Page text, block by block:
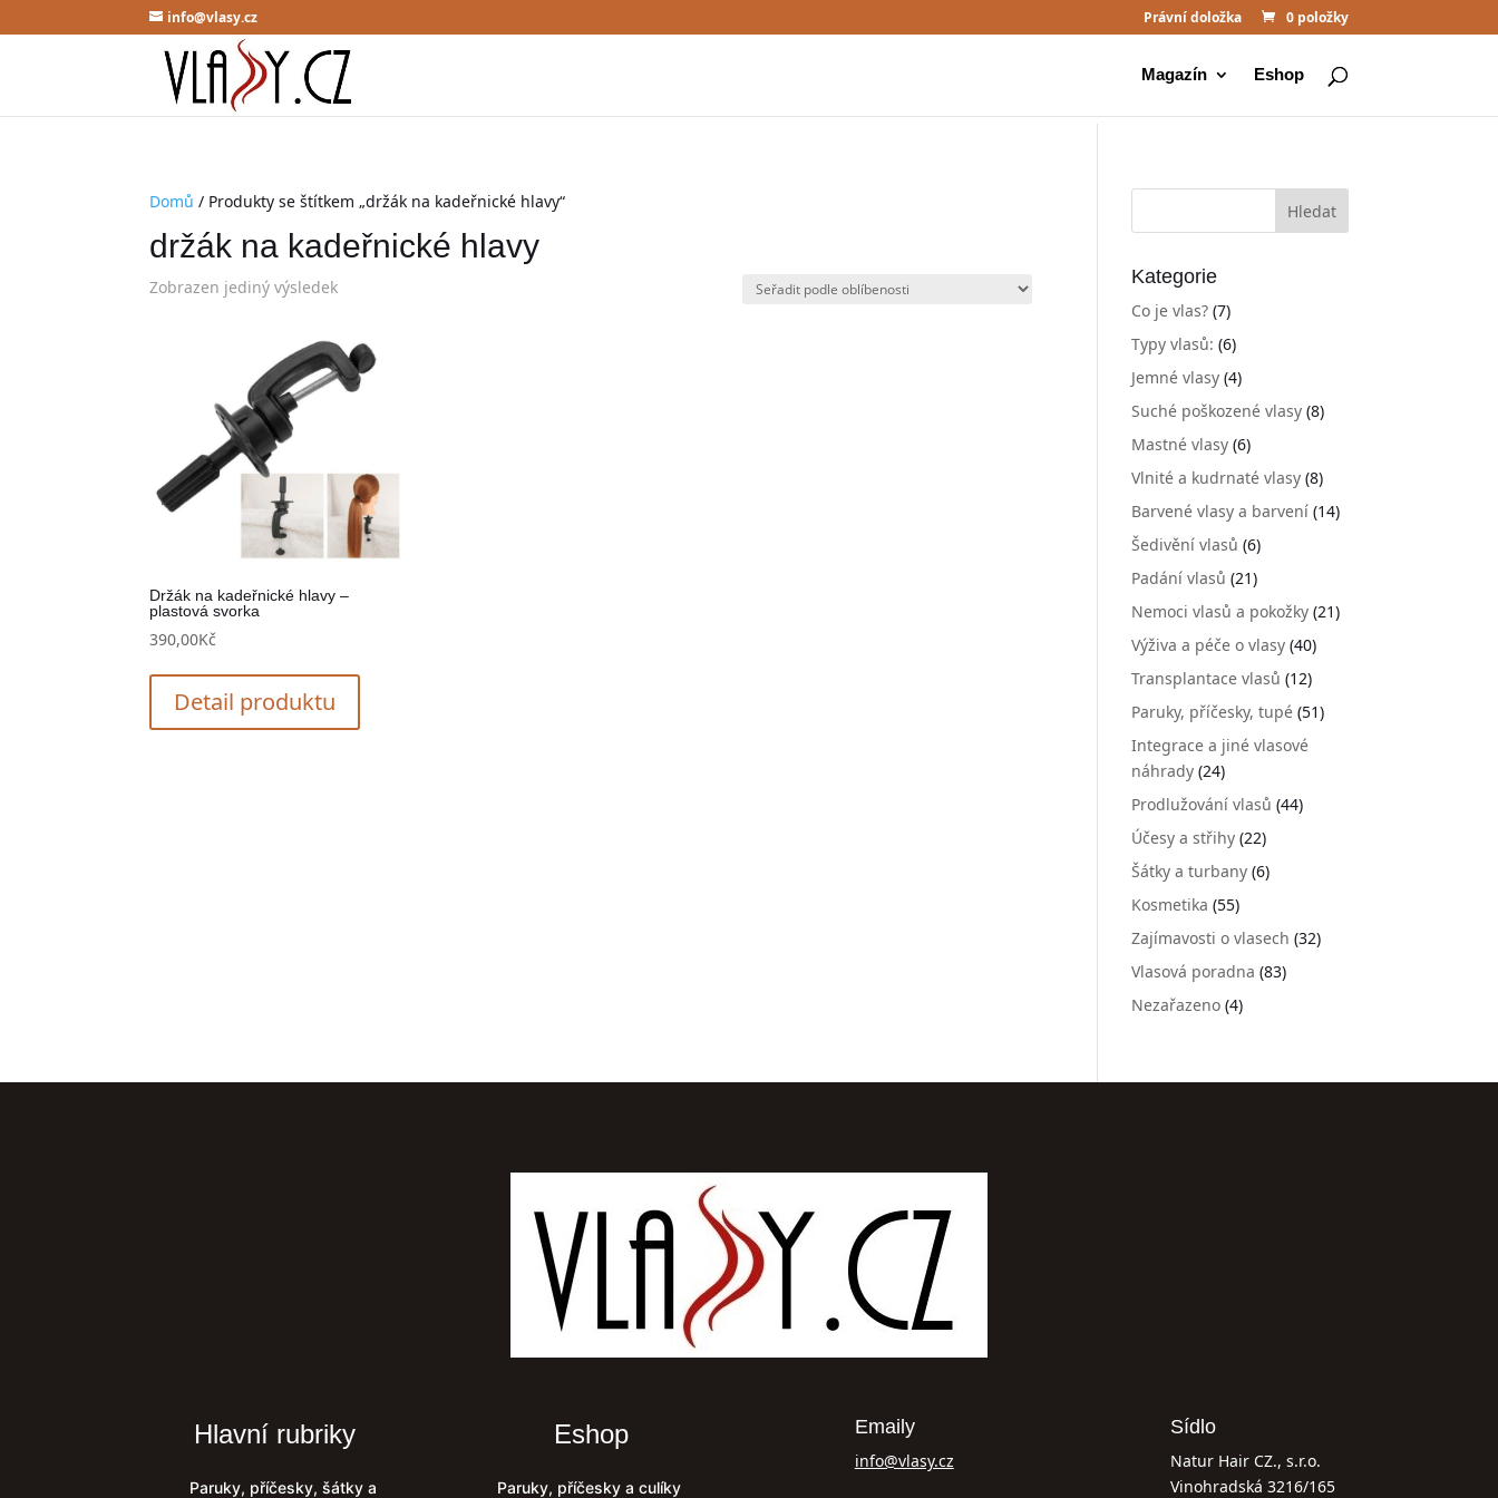
info@vlasy.cz Právní doložka 0 položky
Magazín Eshop
Domů / Produkty se štítkem „držák na kadeřnické hlavy“
držák na kadeřnické hlavy
Zobrazen jediný výsledek
Držák na kadeřnické hlavy –
plastová svorka
390,00Kč
Detail produktu
Kategorie
Co je vlas? (7)
Typy vlasů: (6)
Jemné vlasy (4)
Suché poškozené vlasy (8)
Mastné vlasy (6)
Vlnité a kudrnaté vlasy (8)
Barvené vlasy a barvení (14)
Šedivění vlasů (6)
Padání vlasů (21)
Nemoci vlasů a pokožky (21)
Výživa a péče o vlasy (40)
Transplantace vlasů (12)
Paruky, příčesky, tupé (51)
Integrace a jiné vlasové
náhrady (24)
Prodlužování vlasů (44)
Účesy a střihy (22)
Šátky a turbany (6)
Kosmetika (55)
Zajímavosti o vlasech (32)
Vlasová poradna (83)
Nezařazeno (4)
Hlavní rubriky
Paruky, příčesky, šátky a
Eshop
Paruky, příčesky a culíky
Emaily
info@vlasy.cz
Sídlo
Natur Hair CZ., s.r.o.
Vinohradská 3216/165